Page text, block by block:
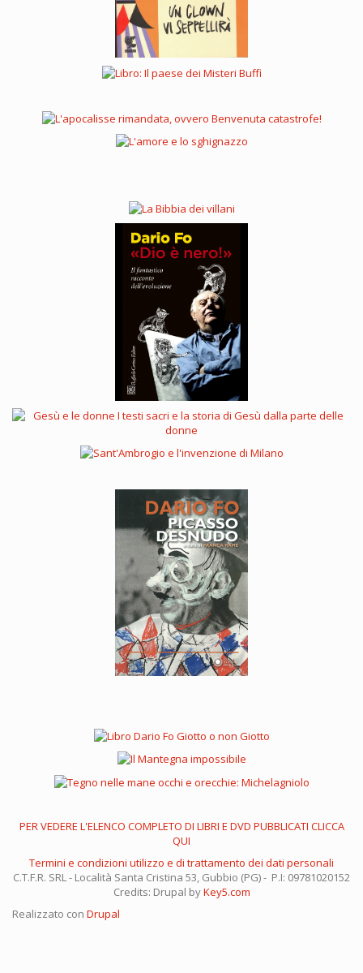
PER VEDERE L'ELENCO COMPLETO DI LIBRI E DVD PUBBLICATI CLICCA
QUI
Termini e condizioni utilizzo e di trattamento dei dati personali
C.T.F.R. SRL - Località Santa Cristina 53, Gubbio (PG) - P.I: 09781020152
Credits: Drupal byKey5.com
Realizzato con Drupal